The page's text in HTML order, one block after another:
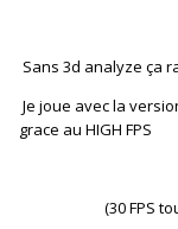
Sans 3d analyze ça
Je joue avec la
grace au HIGH FPS
(30 FPS tout